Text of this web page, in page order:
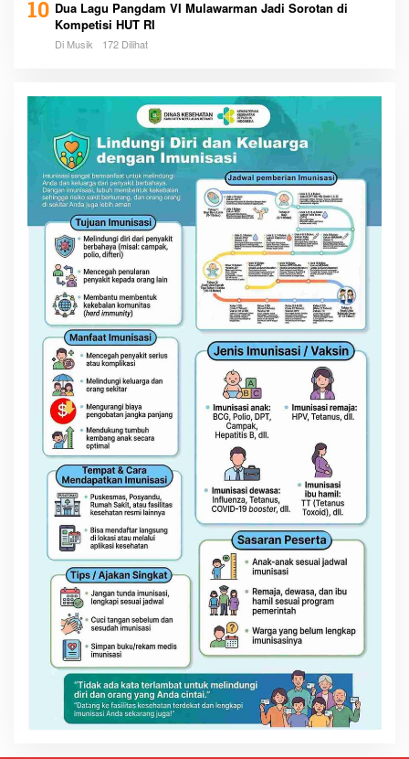
10 Dua Lagu Pangdam VI Mulawarman Jadi Sorotan di
Kompetisi HUT RI
Di Musik 172 Dilihat